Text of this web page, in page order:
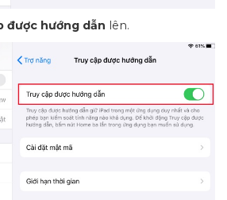
được hướng dẫn lên.